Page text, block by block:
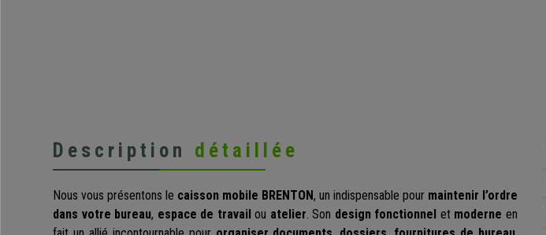
Description détaillée
Nous vous présentons le caisson mobile BRENTON, un indispensable pour maintenir l’ordre
dans votre bureau, espace de travailou atelier. Son design fonctionnel et moderne en